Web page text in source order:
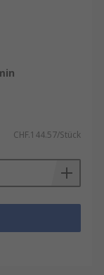
CHF.144.57/Stück